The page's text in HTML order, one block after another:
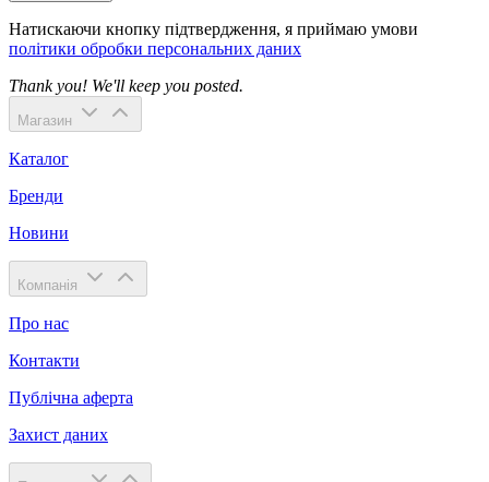
Натискаючи кнопку підтвердження, я приймаю умови
політики обробки персональних даних
Thank you! We'll keep you posted.
Магазин
Каталог
Бренди
Новини
Компанія
Про нас
Контакти
Публічна аферта
Захист даних